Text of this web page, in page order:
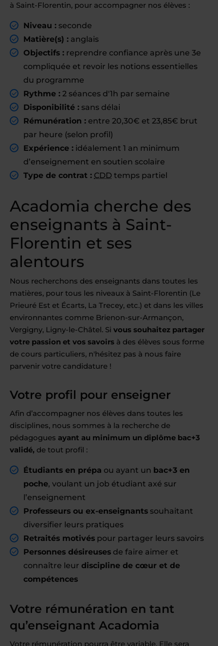
à Saint-Florentin, pour accompagner nos élèves :
Niveau : seconde
Matière(s) : anglais
Objectifs : reprendre confiance après une 3e
compliquée et revoir les notions essentielles
du programme
Rythme : 2 séances d'1h par semaine
Disponibilité : sans délai
Rémunération : entre 20,30€ et 23,85€ brut
par heure (selon profil)
Expérience : idéalement 1 an minimum
d’enseignement en soutien scolaire
Type de contrat : CDD temps partiel
Acadomia cherche des
enseignants à Saint-
Florentin et ses
alentours
Nous recherchons des enseignants dans toutes les
matières, pour tous les niveaux à Saint-Florentin (Le
Prieuré Est et Écarts, La Trecey, etc.) et dans les villes
environnantes comme Brienon-sur-Armançon,
Vergigny, Ligny-le-Châtel. Si vous souhaitez partager
votre passion et vos savoirs à des élèves sous forme
de cours particuliers, n'hésitez pas à nous faire
parvenir votre candidature !
Votre profil pour enseigner
Afin d’accompagner nos élèves dans toutes les
disciplines, nous sommes à la recherche de
pédagogues ayant au minimum un diplôme bac+3
validé, de tout profil :
Étudiants en prépa ou ayant un bac+3 en
poche, voulant un job étudiant axé sur
l’enseignement
Professeurs ou ex-enseignants souhaitant
diversifier leurs pratiques
Retraités motivés pour partager leurs savoirs
Personnes désireuses de faire aimer et
connaître leur discipline de cœur et de
compétences
Votre rémunération en tant
qu’enseignant Acadomia
Votre rémunération pourra être variable. Elle sera